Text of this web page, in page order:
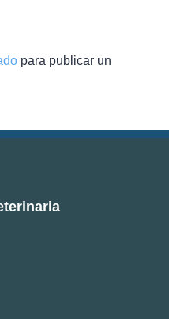
ANV
para publicar un